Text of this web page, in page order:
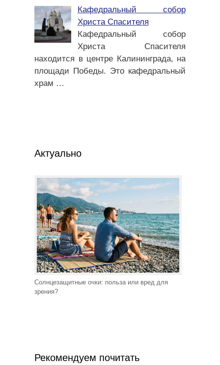
Кафедральный собор
Христа Спасителя
Кафедральный собор
Христа Спасителя
находится в центре Калининграда, на
площади Победы. Это кафедральный
храм …
Актуально
Солнцезащитные очки: польза или вред для
зрения?
Рекомендуем почитать